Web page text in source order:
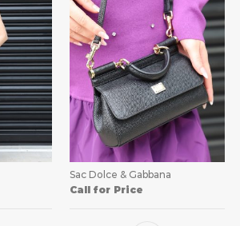
Sac Dolce & Gabbana
Call for Price